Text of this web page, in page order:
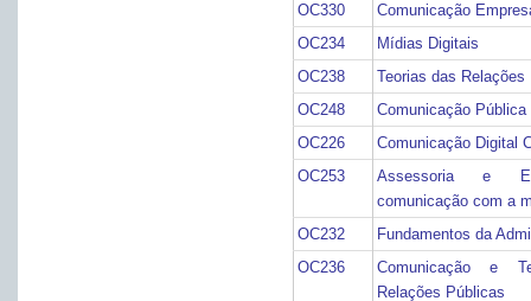
OC330
Comunicação
OC234
Mídias Digitais
OC238
Teorias das Relações
OC248
Comunicação Pública
OC226
Comunicação Digital
OC253
Assessoria e
comunicação com a
OC232
Fundamentos da
OC236
Comunicação e
Relações Públicas